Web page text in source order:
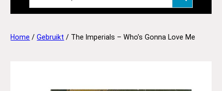
Home /Gebruikt / The Imperials – Who’s Gonna Love Me